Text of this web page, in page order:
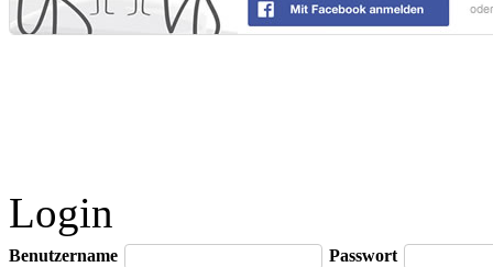
Login
Benutzername Passwort